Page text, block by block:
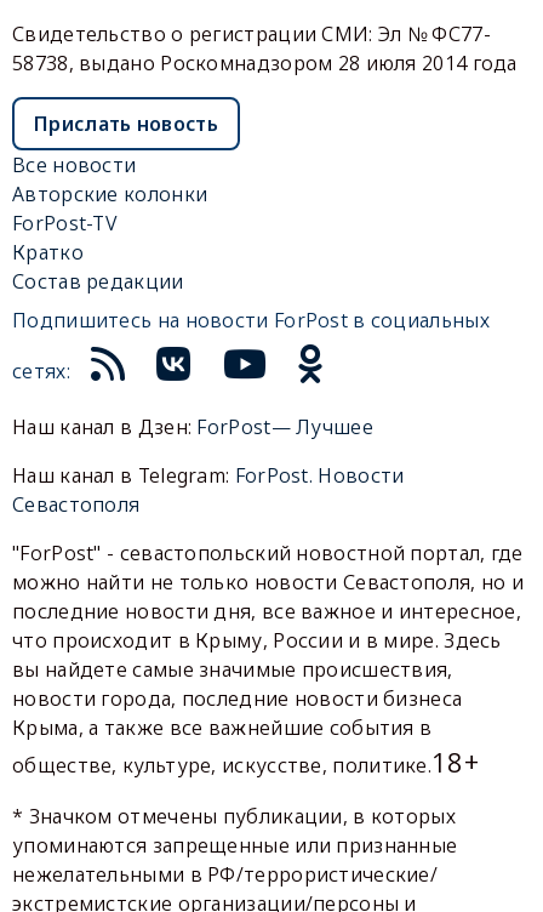
Свидетельство о регистрации СМИ: Эл № ФС77-
58738, выдано Роскомнадзором 28 июля 2014 года
Прислать новость
Все новости
Авторские колонки
ForPost-TV
Кратко
Состав редакции
Подпишитесь на новости ForPost в социальных
сетях:
Наш канал в Дзен: ForPost— Лучшее
Наш канал в Telegram: ForPost. Новости
Севастополя
"ForPost" - севастопольский новостной портал, где
можно найти не только новости Севастополя, но и
последние новости дня, все важное и интересное,
что происходит в Крыму, России и в мире. Здесь
вы найдете самые значимые происшествия,
новости города, последние новости бизнеса
Крыма, а также все важнейшие события в
обществе, культуре, искусстве, политике.18+
* Значком отмечены публикации, в которых
упоминаются запрещенные или признанные
нежелательными в РФ/террористические/
экстремистские организации/персоны и